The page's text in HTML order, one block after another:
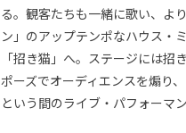
る。観客たちも一緒に歌い、よ
ン」のアップテンポなハウス・
「招き猫」へ。ステージには招
ポーズでオーディエンスを煽り
という間のライブ・パフォーマ